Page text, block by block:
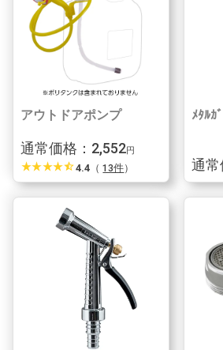
アウトドアポンプ
通常価格：2,552円
star_ratestar_ratestar_ratestar_ratestar_half 4.4 （13件）
ﾒﾀﾙｶ
通常